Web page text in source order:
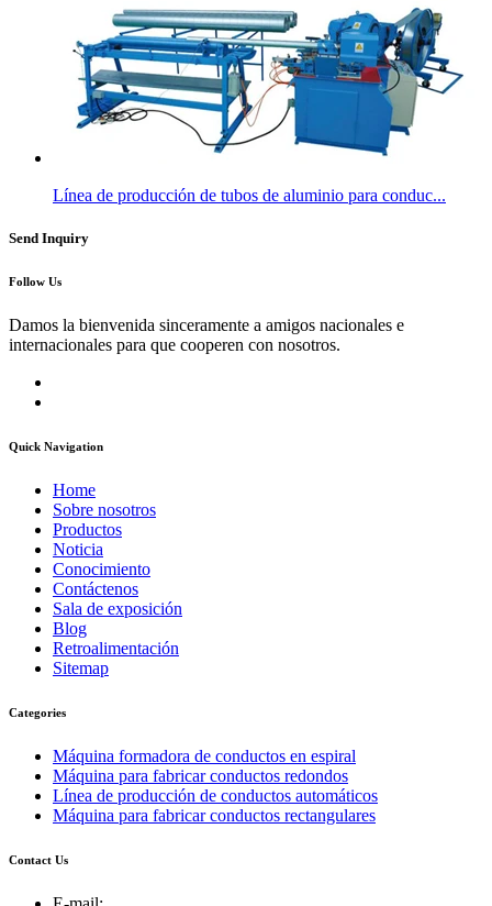
Línea de producción de tubos de aluminio para conduc...
Send Inquiry
Follow Us
Damos la bienvenida sinceramente a amigos nacionales e
internacionales para que cooperen con nosotros.
Quick Navigation
Home
Sobre nosotros
Productos
Noticia
Conocimiento
Contáctenos
Sala de exposición
Blog
Retroalimentación
Sitemap
Categories
Máquina formadora de conductos en espiral
Máquina para fabricar conductos redondos
Línea de producción de conductos automáticos
Máquina para fabricar conductos rectangulares
Contact Us